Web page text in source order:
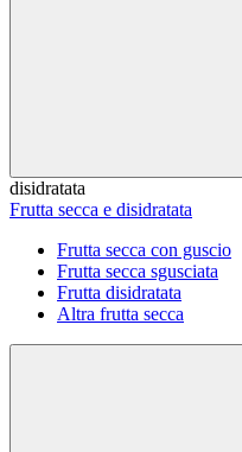
disidratata
Frutta secca e disidratata
Frutta secca con guscio
Frutta secca sgusciata
Frutta disidratata
Altra frutta secca